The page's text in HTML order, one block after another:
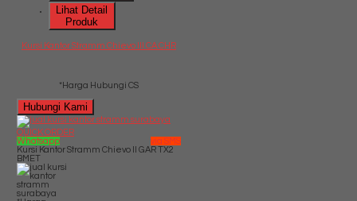
Lihat Detail
Produk
Kursi Kantor Stramm Chievo III CA CHR
*Harga Hubungi CS
Hubungi Kami
QUICK ORDER
Whatsapp
via SMS
Kursi Kantor Stramm Chievo II GAR TX2
BMET